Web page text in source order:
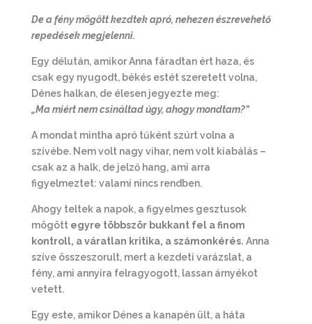
De a fény mögött kezdtek apró, nehezen észrevehető
repedések megjelenni.
Egy délután, amikor Anna fáradtan ért haza, és
csak egy nyugodt, békés estét szeretett volna,
Dénes halkan, de élesen jegyezte meg:
„Ma miért nem csináltad úgy, ahogy mondtam?”
A mondat mintha apró tűként szúrt volna a
szívébe. Nem volt nagy vihar, nem volt kiabálás –
csak az a halk, de jelző hang, ami arra
figyelmeztet: valami nincs rendben.
Ahogy teltek a napok, a figyelmes gesztusok
mögött egyre többször bukkant fel a finom
kontroll, a váratlan kritika, a számonkérés. Anna
szíve összeszorult, mert a kezdeti varázslat, a
fény, ami annyira felragyogott, lassan árnyékot
vetett.
Egy este, amikor Dénes a kanapén ült, a háta